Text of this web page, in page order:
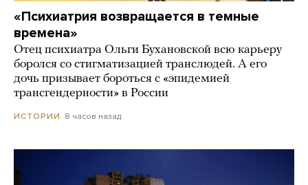
«Психиатрия возвращается в темные
времена»
Отец психиатра Ольги Бухановской всю карьеру
боролся со стигматизацией транслюдей. А его
дочь призывает бороться с «эпидемией
трансгендерности» в России
ИСТОРИИ 8 часов назад